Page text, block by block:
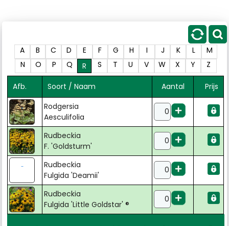
A B C D E F G H I J K L
M
N
O P Q R S T U V W X Y Z
Afb. Soort / Naam Aantal
Prijs
Rodgersia
Aesculifolia
Rudbeckia
F. 'Goldsturm'
Rudbeckia
Fulgida 'Deamii'
Rudbeckia
Fulgida 'Little Goldstar' ®